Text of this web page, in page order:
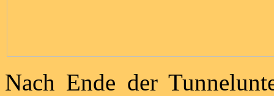
Nach Ende der